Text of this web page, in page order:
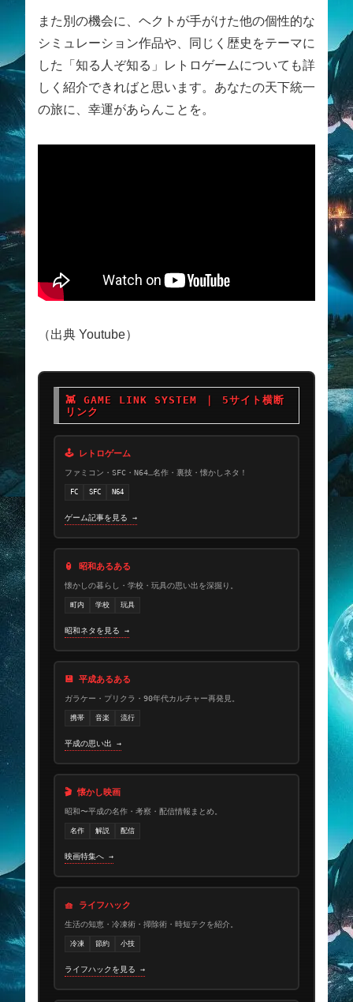
また別の機会に、ヘクトが手がけた他の個性的な
シミュレーション作品や、同じく歴史をテーマに
した「知る人ぞ知る」レトロゲームについても詳
しく紹介できればと思います。あなたの天下統一
の旅に、幸運があらんことを。
（出典 Youtube）
👾 GAME LINK SYSTEM ｜ 5サイト横断
リンク
🕹 レトロゲーム
ファミコン・SFC・N64…名作・裏技・懐かしネタ！
FC SFC N64
ゲーム記事を見る →
🏮 昭和あるある
懐かしの暮らし・学校・玩具の思い出を深掘り。
町内 学校 玩具
昭和ネタを見る →
💾 平成あるある
ガラケー・プリクラ・90年代カルチャー再発見。
携帯 音楽 流行
平成の思い出 →
🎬 懐かし映画
昭和〜平成の名作・考察・配信情報まとめ。
名作 解説 配信
映画特集へ →
🧺 ライフハック
生活の知恵・冷凍術・掃除術・時短テクを紹介。
冷凍 節約 小技
ライフハックを見る →